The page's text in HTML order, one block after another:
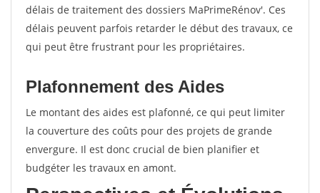
délais de traitement des dossiers MaPrimeRénov'. Ces
délais peuvent parfois retarder le début des travaux, ce
qui peut être frustrant pour les propriétaires.
Plafonnement des Aides
Le montant des aides est plafonné, ce qui peut limiter
la couverture des coûts pour des projets de grande
envergure. Il est donc crucial de bien planifier et
budgéter les travaux en amont.